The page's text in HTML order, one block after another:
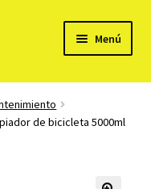
Menú
de bicicleta 5000ml